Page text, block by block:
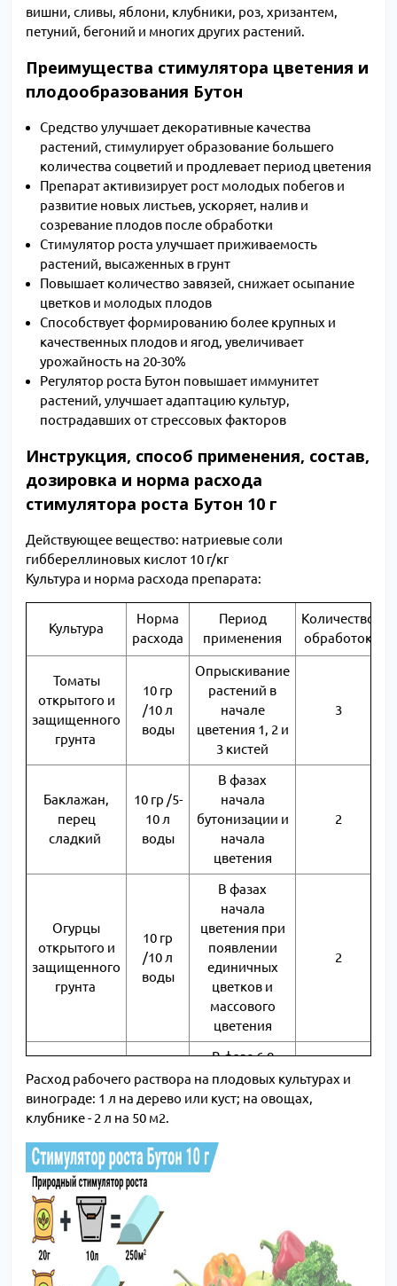
вишни, сливы, яблони, клубники, роз, хризантем,
петуний, бегоний и многих других растений.
Преимущества стимулятора цветения и
плодообразования Бутон
Средство улучшает декоративные качества
растений, стимулирует образование большего
количества соцветий и продлевает период цветения
Препарат активизирует рост молодых побегов и
развитие новых листьев, ускоряет, налив и
созревание плодов после обработки
Стимулятор роста улучшает приживаемость
растений, высаженных в грунт
Повышает количество завязей, снижает осыпание
цветков и молодых плодов
Способствует формированию более крупных и
качественных плодов и ягод, увеличивает
урожайность на 20-30%
Регулятор роста Бутон повышает иммунитет
растений, улучшает адаптацию культур,
пострадавших от стрессовых факторов
Инструкция, способ применения, состав,
дозировка и норма расхода
стимулятора роста Бутон 10 г
Действующее вещество: натриевые соли
гиббереллиновых кислот 10 г/кг
Культура и норма расхода препарата:
Культура
Норма
расхода
Период
применения
Количество
обработок
Томаты
открытого и
защищенного
грунта
10 гр
/10 л
воды
Опрыскивание
растений в
начале
цветения 1, 2 и
3 кистей
3
Баклажан,
перец
сладкий
10 гр /5-
10 л
воды
В фазах
начала
бутонизации и
начала
цветения
2
Огурцы
открытого и
защищенного
грунта
10 гр
/10 л
воды
В фазах
начала
цветения при
появлении
единичных
цветков и
массового
цветения
2
Капуста
10 гр
/10 л
воды
В фазе 6-8
листьев,
начала
Картофель
10 гр /5-
10 л
воды
В начале фазы
после первой
обработки
Расход рабочего раствора на плодовых культурах и
винограде: 1 л на дерево или куст; на овощах,
клубнике - 2 л на 50 м2.